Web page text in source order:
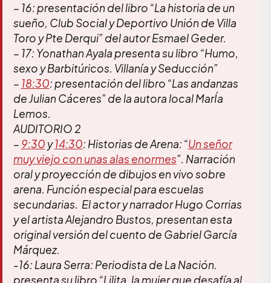
– 16: presentación del libro “La historia de un
sueño, Club Social y Deportivo Unión de Villa
Toro y Pte Derqui” del autor Esmael Geder.
– 17: Yonathan Ayala presenta su libro “Humo,
sexo y Barbitúricos. Villanía y Seducción”
– 18:30: presentación del libro “Las andanzas
de Julian Cáceres” de la autora local MarÍa
Lemos.
AUDITORIO 2
– 9:30 y14:30: Historias de Arena: “Un señor
muy viejo con unas alas enormes”. Narración
oral y proyección de dibujos en vivo sobre
arena. Función especial para escuelas
secundarias. El actor y narrador Hugo Corrias
y el artista Alejandro Bustos, presentan esta
original versión del cuento de Gabriel García
Márquez.
-16: Laura Serra: Periodista de La Nación.
presenta su libro “Lilita, la mujer que desafía al